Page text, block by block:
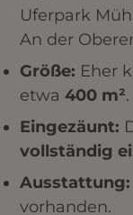
Uferpark
An der
Größe: Eher
etwa 400 m².
Eingezäunt:
vollständig
Ausstattung:
vorhanden.